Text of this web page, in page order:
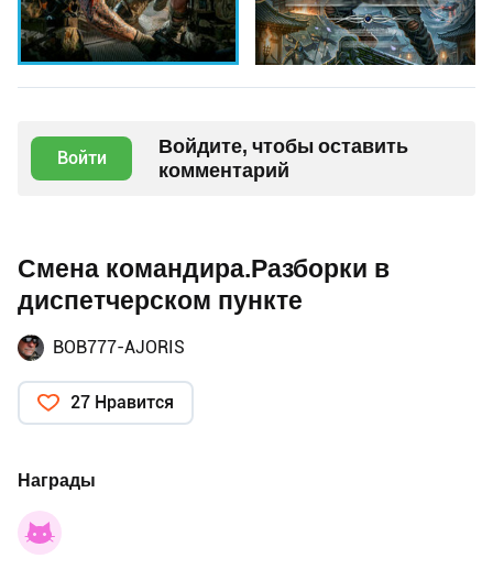
Войти
Войдите, чтобы оставить
комментарий
Смена командира.Разборки в
диспетчерском пункте
BOB777-AJORIS
27 Нравится
Награды